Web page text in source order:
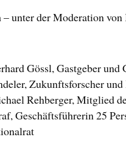
unter der Moderation
Gössl, Gastgeber und
Zukunftsforscher
Rehberger, Mitglied
Geschäftsführerin 25